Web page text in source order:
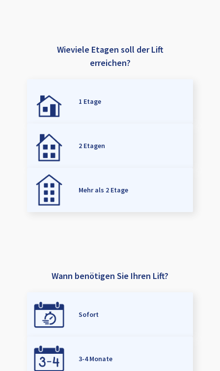
Wieviele Etagen soll der Lift
erreichen?
1 Etage
2 Etagen
Mehr als 2 Etage
Wann benötigen Sie Ihren Lift?
Sofort
3-4 Monate